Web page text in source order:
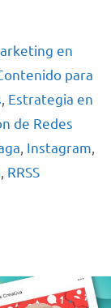
en
para
Estrategia en
de Redes
Instagram
RRSS